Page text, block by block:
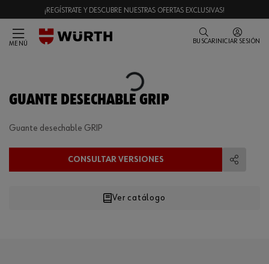
¡REGÍSTRATE Y DESCUBRE NUESTRAS OFERTAS EXCLUSIVAS!
MENÚ BUSCAR INICIAR SESIÓN
Loading...
GUANTE DESECHABLE GRIP
Guante desechable GRIP
CONSULTAR VERSIONES
Ver catálogo